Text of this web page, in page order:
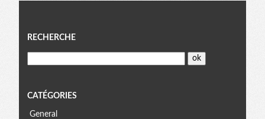
Menu
RECHERCHE
CATÉGORIES
General